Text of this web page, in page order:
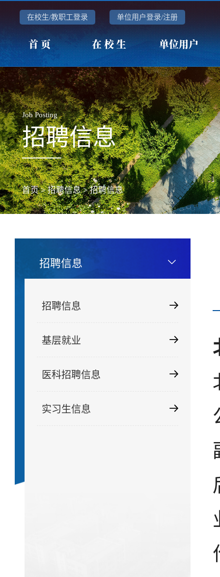
在校生/教职工登录 单位用户登录/注册
首 页 在 校 生 单位用户
Job Posting
招聘信息
首页>招聘信息>招聘信息
招聘信息
招聘信息
基层就业
医科招聘信息
实习生信息